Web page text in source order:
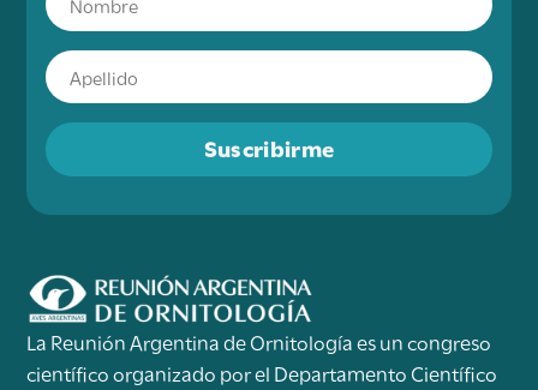
Suscribirme
La Reunión Argentina de Ornitología es un congreso
científico organizado por el Departamento Científico